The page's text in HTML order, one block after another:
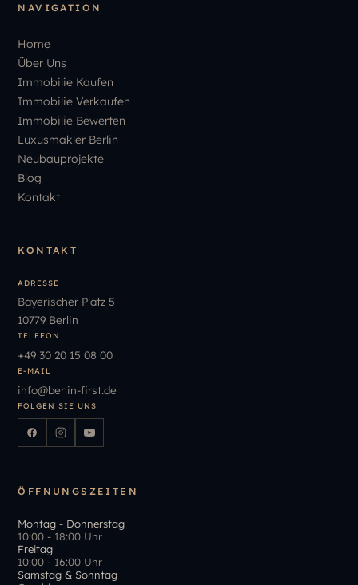
NAVIGATION
Home
Über Uns
Immobilie Kaufen
Immobilie Verkaufen
Immobilie Bewerten
Luxusmakler Berlin
Neubauprojekte
Blog
Kontakt
KONTAKT
ADRESSE
Bayerischer Platz 5
10779 Berlin
TELEFON
+49 30 20 15 08 00
E-MAIL
info@berlin-first.de
FOLGEN SIE UNS
ÖFFNUNGSZEITEN
Montag - Donnerstag
10:00 - 18:00 Uhr
Freitag
10:00 - 16:00 Uhr
Samstag & Sonntag